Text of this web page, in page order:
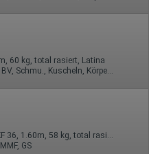
60 kg, total rasiert, Latina
69, GF6, Franz b. Ihr, BV, Schmu., Kuscheln, Körperküs., DSa
TS, 26 Jahre, 75C, KF 36, 1.60m, 58 kg, total rasiert, Latina
GS